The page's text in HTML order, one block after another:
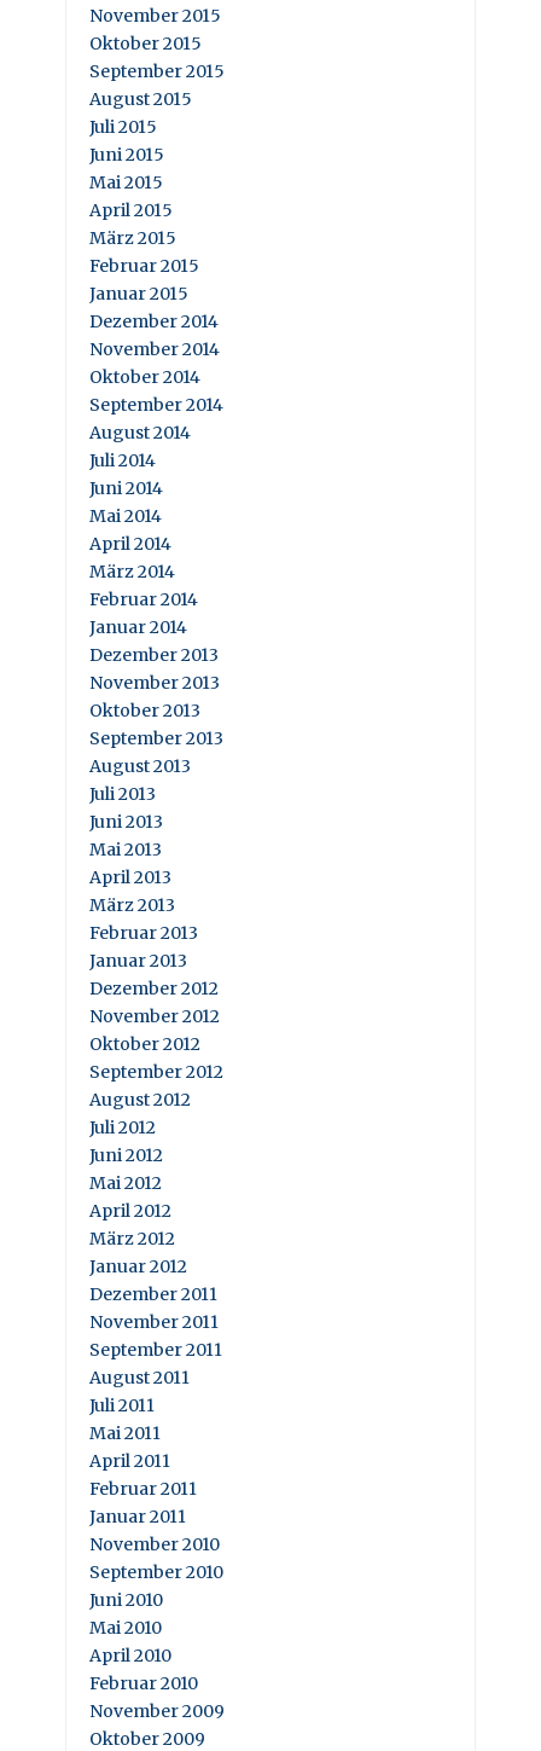
November 2015
Oktober 2015
September 2015
August 2015
Juli 2015
Juni 2015
Mai 2015
April 2015
März 2015
Februar 2015
Januar 2015
Dezember 2014
November 2014
Oktober 2014
September 2014
August 2014
Juli 2014
Juni 2014
Mai 2014
April 2014
März 2014
Februar 2014
Januar 2014
Dezember 2013
November 2013
Oktober 2013
September 2013
August 2013
Juli 2013
Juni 2013
Mai 2013
April 2013
März 2013
Februar 2013
Januar 2013
Dezember 2012
November 2012
Oktober 2012
September 2012
August 2012
Juli 2012
Juni 2012
Mai 2012
April 2012
März 2012
Januar 2012
Dezember 2011
November 2011
September 2011
August 2011
Juli 2011
Mai 2011
April 2011
Februar 2011
Januar 2011
November 2010
September 2010
Juni 2010
Mai 2010
April 2010
Februar 2010
November 2009
Oktober 2009